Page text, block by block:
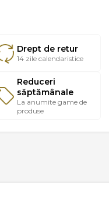
Drept de retur
14 zile calendaristice
Reduceri
săptămânale
La anumite game de
produse